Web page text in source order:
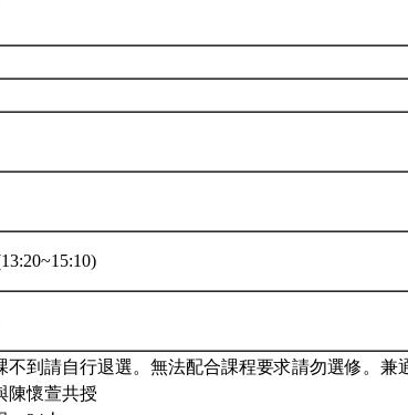
不到請自行退選。無法配合課程要求請勿選修。
陳懷萱共授